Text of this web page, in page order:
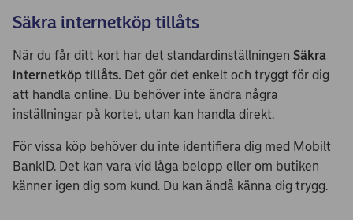
Säkra internetköp tillåts
När du får ditt kort har det standardinställningen Säkra
internetköp tillåts. Det gör det enkelt och tryggt för dig
att handla online. Du behöver inte ändra några
inställningar på kortet, utan kan handla direkt.
För vissa köp behöver du inte identifiera dig med Mobilt
BankID. Det kan vara vid låga belopp eller om butiken
känner igen dig som kund. Du kan ändå känna dig trygg.